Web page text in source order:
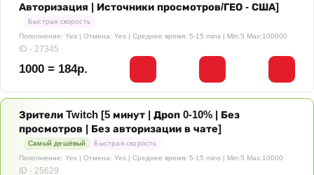
Авторизация | Источники просмотров/ГЕО - США]
Быстрая скорость
Пополнение: Yes | Отмена: Yes | Среднее время: 5-15 mins | Min:5 Max:100000
ID - 27345
1000 = 184р.
Зрители Twitch [5 минут | Дроп 0-10% | Без
просмотров | Без авторизации в чате]
Самый дешёвый
Быстрая скорость
Пополнение: Yes | Отмена: Yes | Среднее время: 5-15 mins | Min:5 Max:10000
ID - 25629